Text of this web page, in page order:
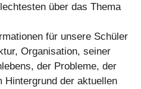
über das Thema
für unsere Schüler
Organisation, seiner
der Probleme, der
Hintergrund der aktuellen